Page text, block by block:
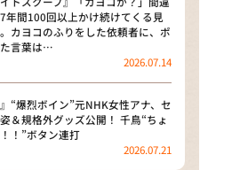
ＦＥ～夢のカタチ～
さんいらっしゃい！
ンと一軒家
山小屋本館
年間100回以上かけ続けてくる見
カヨコのふりをした依頼者に、ポ
言葉は…
2026.07.14
』“爆烈ボイン”元NHK女性アナ、セ
＆規格外グッズ公開！ 千鳥“ちょ
！”ボタン連打
2026.07.21